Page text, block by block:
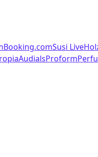
Booking.comSusi Live
AudialsProform